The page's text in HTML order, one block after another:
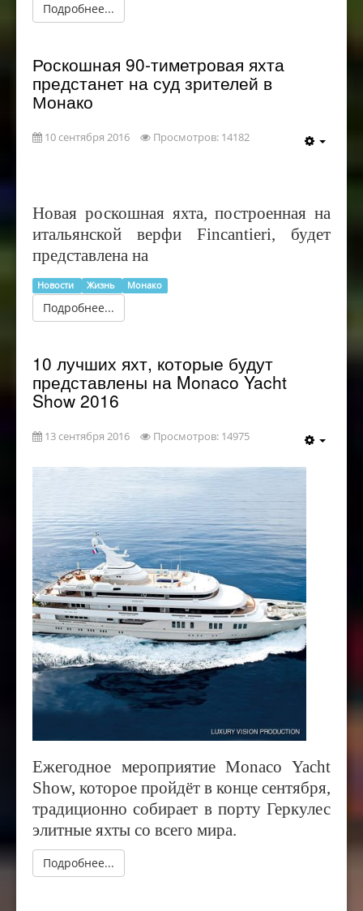
Подробнее...
Роскошная 90-тиметровая яхта
предстанет на суд зрителей в
Монако
10 сентября 2016 Просмотров: 14182
Новая роскошная яхта, построенная на
итальянской верфи Fincantieri, будет
представлена на
Новости Жизнь Монако
Подробнее...
10 лучших яхт, которые будут
представлены на Monaco Yacht
Show 2016
13 сентября 2016 Просмотров: 14975
Ежегодное мероприятие Monaco Yacht
Show, которое пройдёт в конце сентября,
традиционно собирает в порту Геркулес
элитные яхты со всего мира.
Подробнее...